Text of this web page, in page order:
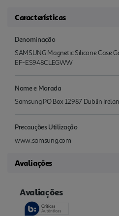
Características
Denominação
SAMSUNG Magnetic Silicone Case
EF-ES948CLEGWW
Nome e Morada
Samsung PO Box 12987 Dublin
Precauções Utilização
www.samsung.com
Avaliações